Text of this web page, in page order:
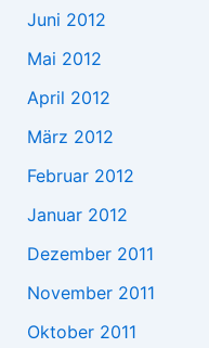
Juni 2012
Mai 2012
April 2012
März 2012
Februar 2012
Januar 2012
Dezember 2011
November 2011
Oktober 2011